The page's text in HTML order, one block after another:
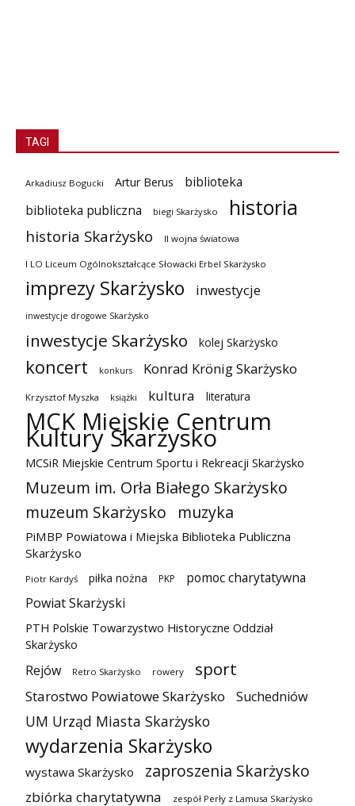
TAGI
Arkadiusz Bogucki Artur Berus
biblioteka
biblioteka publiczna
biegi Skarżysko historia
historia Skarżysko II wojna światowa
I LO Liceum Ogólnokształcące Słowacki Erbel Skarżysko
imprezy Skarżysko inwestycje
inwestycje drogowe Skarżysko
inwestycje Skarżysko kolej Skarżysko
koncert konkurs Konrad Krönig Skarżysko
Krzysztof Myszka książki kultura literatura
MCK Miejskie Centrum
Kultury Skarżysko
MCSiR Miejskie Centrum Sportu i Rekreacji Skarżysko
Muzeum im. Orła Białego Skarżysko
muzeum Skarżysko
muzyka
PiMBP Powiatowa i Miejska Biblioteka Publiczna
Skarżysko
Piotr Kardyś piłka nożna PKP
pomoc charytatywna
Powiat Skarżyski
PTH Polskie Towarzystwo Historyczne Oddział
Skarżysko
Rejów Retro Skarżysko rowery sport
Starostwo Powiatowe Skarżysko Suchedniów
UM Urząd Miasta Skarżysko
wydarzenia Skarżysko
wystawa Skarżysko zaproszenia Skarżysko
zbiórka charytatywna zespół Perły z Lamusa Skarżysko